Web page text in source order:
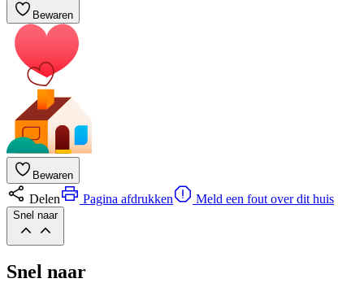
Bewaren
Bewaren
Delen Pagina afdrukken Meld een fout over dit huis
Snel naar
Snel naar